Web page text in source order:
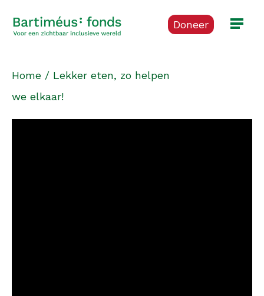
Doneer
Home / Lekker eten, zo helpen
we elkaar!